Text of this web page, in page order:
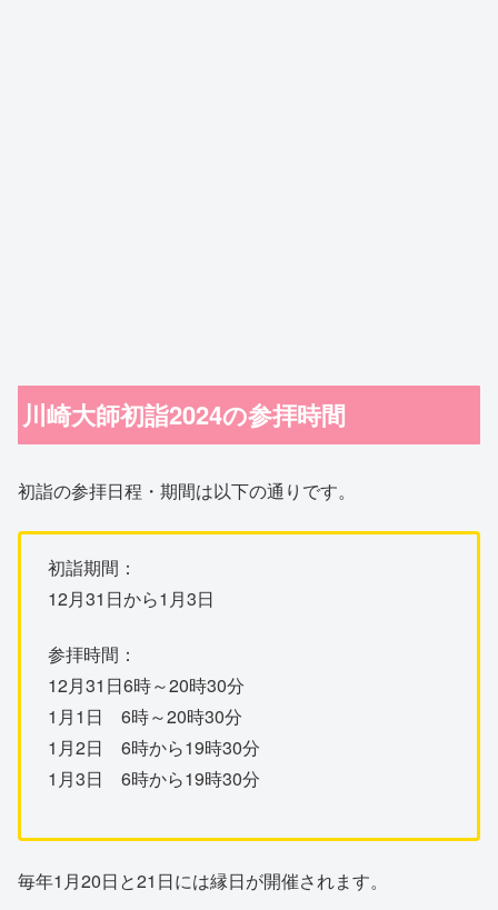
川崎大師初詣2024の参拝時間
初詣の参拝日程・期間は以下の通りです。
初詣期間：
12月31日から1月3日
参拝時間：
12月31日6時～20時30分
1月1日 6時～20時30分
1月2日 6時から19時30分
1月3日 6時から19時30分
毎年1月20日と21日には縁日が開催されます。